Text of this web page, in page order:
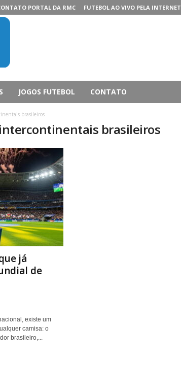
PORTAL DA RMC FUTEBOL AO VIVO PELA INTERNET
JOGOS FUTEBOL CONTATO
brasileiros
brasileiros
já
de
existe um
camisa: o
brasileiro,...